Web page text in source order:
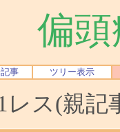
偏
事 ツリー表示
レス(親